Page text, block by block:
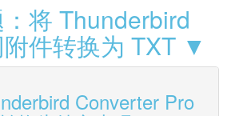
将 Thunderbird
件转换为 TXT ▼
Converter Pro